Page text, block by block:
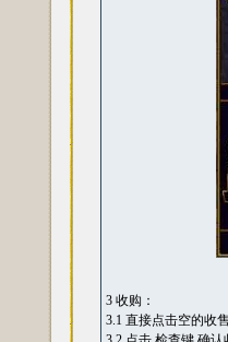
3 收购：
3.1 直接点击空的收